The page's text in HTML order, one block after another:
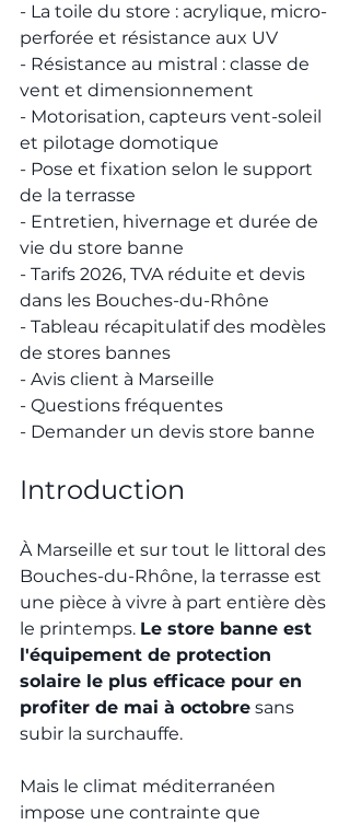
- La toile du store : acrylique, micro-
perforée et résistance aux UV
- Résistance au mistral : classe de
vent et dimensionnement
- Motorisation, capteurs vent-soleil
et pilotage domotique
- Pose et fixation selon le support
de la terrasse
- Entretien, hivernage et durée de
vie du store banne
- Tarifs 2026, TVA réduite et devis
dans les Bouches-du-Rhône
- Tableau récapitulatif des modèles
de stores bannes
- Avis client à Marseille
- Questions fréquentes
- Demander un devis store banne
Introduction
À Marseille et sur tout le littoral des
Bouches-du-Rhône, la terrasse est
une pièce à vivre à part entière dès
le printemps. Le store banne est
l'équipement de protection
solaire le plus efficace pour en
profiter de mai à octobre sans
subir la surchauffe.
Mais le climat méditerranéen
impose une contrainte que